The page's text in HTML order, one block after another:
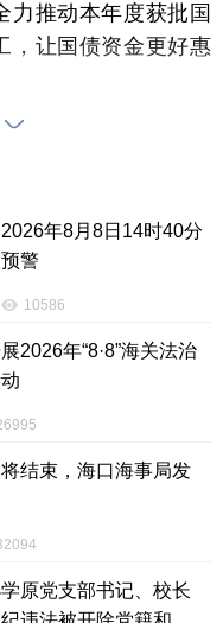
力推动本年度获批国
，让国债资金更好惠
实工作责任，系统
作。一是健全工作
准建立居民需求台
报、项目推进全链条
接、闭环落实。二是
责任制，健全电梯
一台电梯安装、运
全底线，尤其不能为
严守资金安全红线，
专用、合规高效，
。
【内容审核：李彦昆】
年8月8日14时40分
警
10586
2026年“8·8”海关法治
结束，海口海事局发
原党支部书记、校长